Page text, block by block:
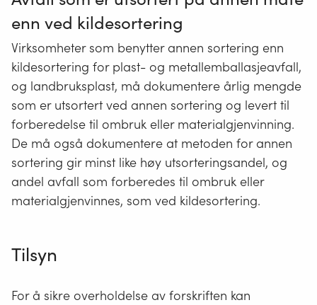
enn ved kildesortering
Virksomheter som benytter annen sortering enn
kildesortering for plast- og metallemballasjeavfall,
og landbruksplast, må dokumentere årlig mengde
som er utsortert ved annen sortering og levert til
forberedelse til ombruk eller materialgjenvinning.
De må også dokumentere at metoden for annen
sortering gir minst like høy utsorteringsandel, og
andel avfall som forberedes til ombruk eller
materialgjenvinnes, som ved kildesortering.
Tilsyn
For å sikre overholdelse av forskriften kan